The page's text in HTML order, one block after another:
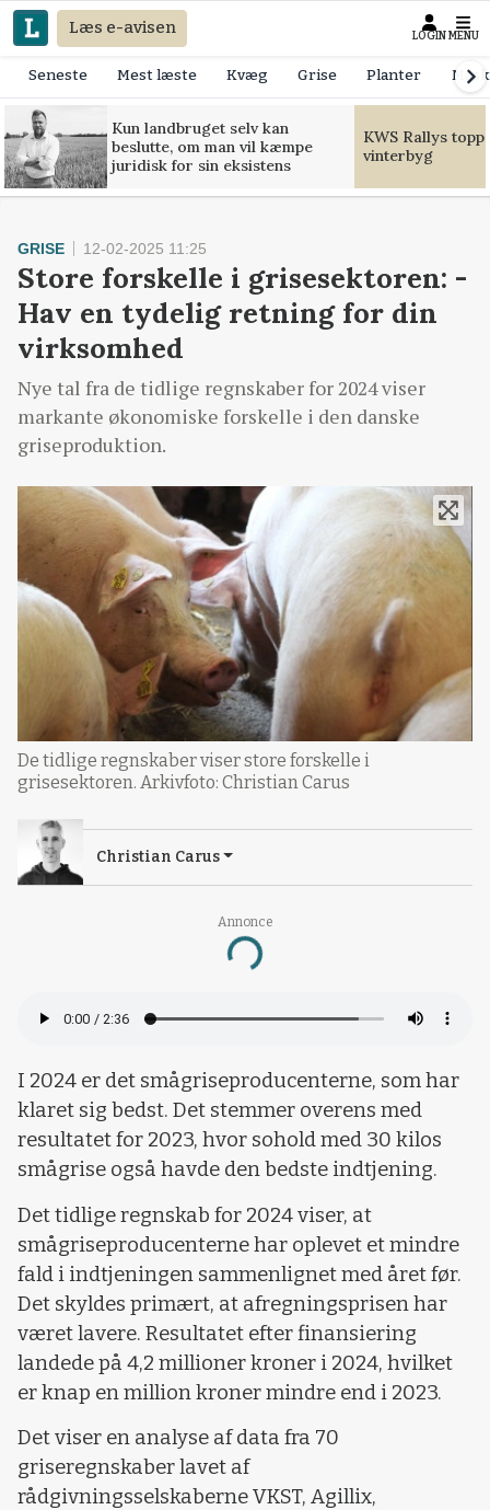
Læs e-avisen LOGIN MENU
Seneste Mest læste Kvæg Grise Planter
Kun landbruget selv kan
beslutte, om man vil kæmpe
juridisk for sin eksistens
KWS Rallys
vinterbyg
Annonce
Loading...
GRISE 12-02-2025 11:25
Store forskelle i grisesektoren: -
Hav en tydelig retning for din
virksomhed
Nye tal fra de tidlige regnskaber for 2024 viser
markante økonomiske forskelle i den danske
griseproduktion.
De tidlige regnskaber viser store forskelle i
grisesektoren. Arkivfoto: Christian Carus
Christian Carus
I 2024 er det smågriseproducenterne, som har
klaret sig bedst. Det stemmer overens med
resultatet for 2023, hvor sohold med 30 kilos
smågrise også havde den bedste indtjening.
Det tidlige regnskab for 2024 viser, at
smågriseproducenterne har oplevet et mindre
fald i indtjeningen sammenlignet med året før.
Det skyldes primært, at afregningsprisen har
været lavere. Resultatet efter finansiering
landede på 4,2 millioner kroner i 2024, hvilket
er knap en million kroner mindre end i 2023.
Det viser en analyse af data fra 70
griseregnskaber lavet af
rådgivningsselskaberne VKST, Agillix,